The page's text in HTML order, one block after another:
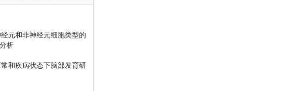
元和非神经元细胞类型的
析
和疾病状态下脑部发育研